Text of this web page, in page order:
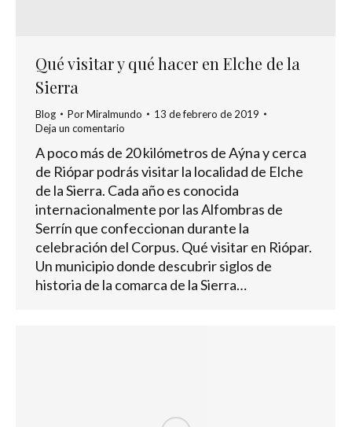
Qué visitar y qué hacer en Elche de la
Sierra
Blog PorMiralmundo
13 de febrero de 2019
Deja un comentario
A poco más de 20 kilómetros de Aýna y cerca
de Riópar podrás visitar la localidad de Elche
de la Sierra. Cada año es conocida
internacionalmente por las Alfombras de
Serrín que confeccionan durante la
celebración del Corpus. Qué visitar en Riópar.
Un municipio donde descubrir siglos de
historia de la comarca de la Sierra…